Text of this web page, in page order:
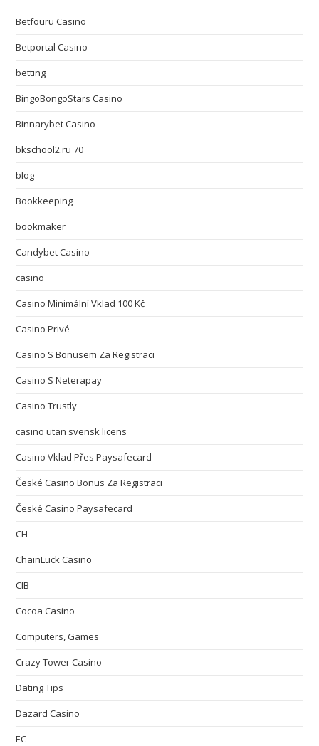
Betfouru Casino
Betportal Casino
betting
BingoBongoStars Casino
Binnarybet Casino
bkschool2.ru 70
blog
Bookkeeping
bookmaker
Candybet Casino
casino
Casino Minimální Vklad 100 Kč
Casino Privé
Casino S Bonusem Za Registraci
Casino S Neterapay
Casino Trustly
casino utan svensk licens
Casino Vklad Přes Paysafecard
České Casino Bonus Za Registraci
České Casino Paysafecard
CH
ChainLuck Casino
CIB
Cocoa Casino
Computers, Games
Crazy Tower Сasino
Dating Tips
Dazard Casino
EC